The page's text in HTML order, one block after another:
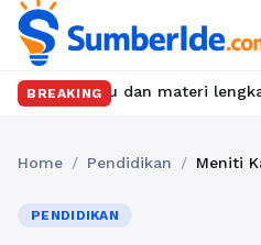
BREAKING
materi lengkap hanya di
Home / Pendidikan /
PENDIDIKAN